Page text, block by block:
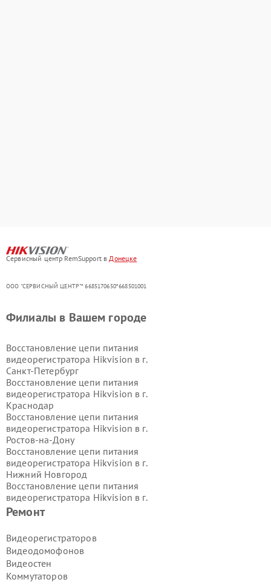
Сервисный центр RemSupport вДонецке
ООО "СЕРВИСНЫЙ ЦЕНТР"* 6685170650*668501001
Ремонт
Видеорегистраторов
Видеодомофонов
Видеостен
Коммутаторов
Филиалы в Вашем городе
Восстановление цепи питания
видеорегистратора Hikvision в г.
Санкт-Петербург
Восстановление цепи питания
видеорегистратора Hikvision в г.
Краснодар
Восстановление цепи питания
видеорегистратора Hikvision в г.
Ростов-на-Дону
Восстановление цепи питания
видеорегистратора Hikvision в г.
Нижний Новгород
Восстановление цепи питания
видеорегистратора Hikvision в г.
Новосибирск
видеорегистратора Hikvision в г.
Екатеринбург
Восстановление цепи питания
видеорегистратора Hikvision в г.
Казань